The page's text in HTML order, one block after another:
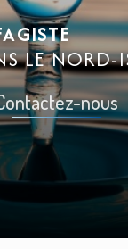
LENORD-
nous